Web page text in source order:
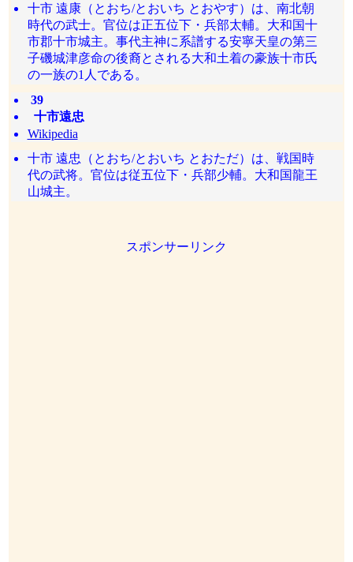
十市 遠康（とおち/とおいち とおやす）は、南北朝
時代の武士。官位は正五位下・兵部太輔。大和国十
市郡十市城主。事代主神に系譜する安寧天皇の第三
子磯城津彦命の後裔とされる大和土着の豪族十市氏
の一族の1人である。
39
十市遠忠
Wikipedia
十市 遠忠（とおち/とおいち とおただ）は、戦国時
代の武将。官位は従五位下・兵部少輔。大和国龍王
山城主。
スポンサーリンク